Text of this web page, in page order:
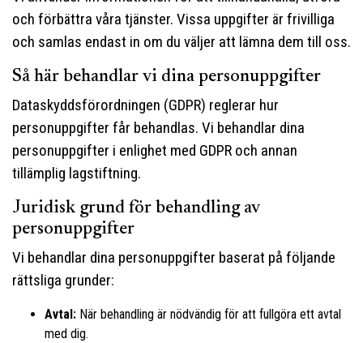
och förbättra våra tjänster. Vissa uppgifter är frivilliga
och samlas endast in om du väljer att lämna dem till oss.
Så här behandlar vi dina personuppgifter
Dataskyddsförordningen (GDPR) reglerar hur
personuppgifter får behandlas. Vi behandlar dina
personuppgifter i enlighet med GDPR och annan
tillämplig lagstiftning.
Juridisk grund för behandling av
personuppgifter
Vi behandlar dina personuppgifter baserat på följande
rättsliga grunder:
Avtal: När behandling är nödvändig för att fullgöra ett avtal
med dig.